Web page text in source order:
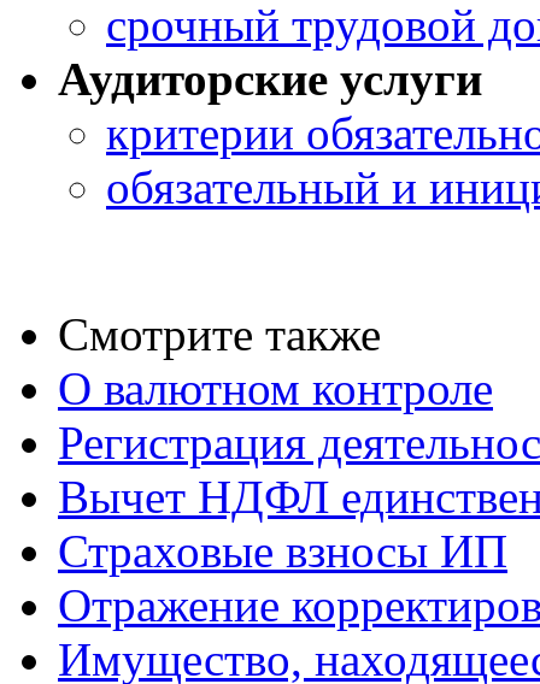
срочный трудовой
Аудиторские услуги
критерии
обязательный и
Смотрите также
О валютном контроле
Регистрация
Вычет НДФЛ
Страховые взносы ИП
Отражение
Имущество,